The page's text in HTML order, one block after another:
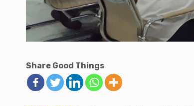
Share Good Things